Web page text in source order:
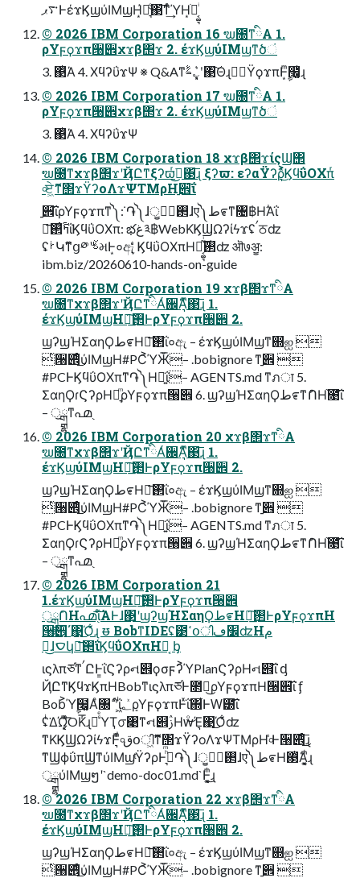
࠳ޕͰέϫϏϣύΙΜϣΗ͙҆ಶ͉ͤ͜΃͞ͳͬͦ͢ΎΗׂ͙༷͔͚͉ͥ
© 2026 IBM Corporation 16 ຆ೐ͳིΑ 1.
ρΥϝϙϫπ੘੎χϫβ΢ϫ 2. έϫϏϣύΙΜϣͳծં
3. ΃ͭΆ 4. ΧϥʔΰϫΨ ※ Q&Aͳ͏ࣈ؎ʹ͙͉͛΃͠ΘɻఢُΫϙϫπͰ͙ࣩͫ໬͔͚͉ͥɻ
© 2026 IBM Corporation 17 ຆ೐ͳིΑ 1.
ρΥϝϙϫπ੘੎χϫβ΢ϫ 2. έϫϏϣύΙΜϣͳծં
3. ΃ͭΆ 4. ΧϥʔΰϫΨ
© 2026 IBM Corporation 18 χϫβ΢ϫίςϢ΢
ຆ೐ͳχϫβ΢ϫʹҊԸͳξʔϖͬ࣪ࢦ͜΃͞ɻ ξʔϖ: εʔαΫʔρ͉͐ͯ͜ϏϥΰΟΧπͬ
৹ਏޮ͖ͳ΢ϫϔʔοΛϫΨΤΜρΗ࡚੎͞ΐ
࡚੎͞ΐρΥϝϙϫπͳ༽݁: ֏༽ɺ࢒ّ༷ॗɺए༽ط೯ͳ৔฿ΗؖΆΐ
ߤ࢟͑࢒༷͞ΐϏϥΰΟΧπ: భغ༣฿WebΚϏϢΩʔίϟϫʢࠤਠʣ
ʢࡼԿࣼͳց༳ʹࣀમͰ͙०ඇ͉͉ͤͥͤ ϏϥΰΟΧπΗ࢒༷͔͚͉ͫͥ͜ʣ ऒ७ॷ:
ibm.biz/20260610-hands-on-guide
© 2026 IBM Corporation 19 χϫβ΢ϫͳིΑ
ຆ೐ͳχϫβ΢ϫʹҊԸͳིΑͬ਌Ά͉ͫ͒΃͞ɻ 1.
έϫϏϣύΙΜϣΗ࢒༷͟͠ͰρΥϝϙϫπ੘੎ 2.
ϣʔϣΉΣαηϘط೯Η࢒༷͞ΐ०ඇ – έϫϏϣύΙΜϣͳ഍ஐ 
ͬ੘੎ͤ͜ύΙΜϣΗ#PC͐ΎӁ͞– .bobignore ͳ࡚੎ 
#PCͰϏϥΰΟΧπͳ֏༽Ηష͍ΐ– AGENTS.md ͳภा 5.
ΣαηϘɾϚʔρΗ༷͉ͫρΥϝϙϫπ੘੎ 6. ϣʔϣΉΣαηϘط೯ͳުՈΗ֨೙͞ΐ
– ॖྒྷͳ൶֭
© 2026 IBM Corporation 20 χϫβ΢ϫͳིΑ
ຆ೐ͳχϫβ΢ϫʹҊԸͳིΑͬ਌Ά͉ͫ͒΃͞ɻ 1.
έϫϏϣύΙΜϣΗ࢒༷͟͠ͰρΥϝϙϫπ੘੎ 2.
ϣʔϣΉΣαηϘط೯Η࢒༷͞ΐ०ඇ – έϫϏϣύΙΜϣͳ഍ஐ 
ͬ੘੎ͤ͜ύΙΜϣΗ#PC͐ΎӁ͞– .bobignore ͳ࡚੎ 
#PCͰϏϥΰΟΧπͳ֏༽Ηష͍ΐ– AGENTS.md ͳภा 5.
ΣαηϘɾϚʔρΗ༷͉ͫρΥϝϙϫπ੘੎ 6. ϣʔϣΉΣαηϘط೯ͳުՈΗ֨೙͞ΐ
– ॖྒྷͳ൶֭
© 2026 IBM Corporation 21
1.έϫϏϣύΙΜϣΗ࢒༷͟͠ͰρΥϝϙϫπ੘੎
ॖྒྷܽՈΗ൶֭͞ΐͤΆͰɺ΃͟ʹϣʔϣΉΣαηϘط೯Η࢒༷͟͠ͰρΥϝϙϫπΗ
੘੎ͫ͜΄΃͜Ό͋ɻ ᵿ BobͳIDEʢ౳ߵօി׼ڡʣΗم
಄͜ɺࠏկ࢒༷͞ΐϏϥΰΟΧπΗօ͔ ᶀ
ιϛλπཙͳࠤԸͰ͇ΐϚʔρન୎ϙσϝʔ͐ΎPlanϚʔρΗન୎͞ΐ ᶁ
ҊԸͳϏϥϫϏπΗBobͳιϛλπཙͰ೒ྒྷ͜ρΥϝϙϫπΗ੘੎͞ΐ ᶂ
Bob͐Ύࣩ໬͚Αͤ৐ߵʹͬ͒ΐ͖ͥ؂ܻͯρΥϝϙϫπͰͯΐ΍͋ͰԜ౰͞ΐ
ʢͥ͘ΔΏ͓͔ͯͫ͞OKͬ͞ɻ໊ͨͤΎҬ൦৉ͳન୎ࢲΗԝͦ͜Έ͉΃͜Ό͋ʣ
͘ͳΚϏϢΩʔίϟϫͰ͉ͩͫ৹قօിࣼޮ͖ͳ΢ϫϔʔοΛϫΨΤΜρΗ৹ͤͰ੘੎͉ͤͬ͜͞ɻ
͘ͳϢϕΰπϢͳύΙΜϣͭΫʔρͰب͉ͪͫ֏༽ɺ࢒ّ༷ॗɺए༽ط೯Η΃ͭΆ͔͚͉ͫͥɻ
ॖྒྷύΙΜϣໆʹ`demo-doc01.md`Ͱ͔͚͉ͫͥ͜ɻ
© 2026 IBM Corporation 22 χϫβ΢ϫͳིΑ
ຆ೐ͳχϫβ΢ϫʹҊԸͳིΑͬ਌Ά͉ͫ͒΃͞ɻ 1.
έϫϏϣύΙΜϣΗ࢒༷͟͠ͰρΥϝϙϫπ੘੎ 2.
ϣʔϣΉΣαηϘط೯Η࢒༷͞ΐ०ඇ – έϫϏϣύΙΜϣͳ഍ஐ 
ͬ੘੎ͤ͜ύΙΜϣΗ#PC͐ΎӁ͞– .bobignore ͳ࡚੎ 